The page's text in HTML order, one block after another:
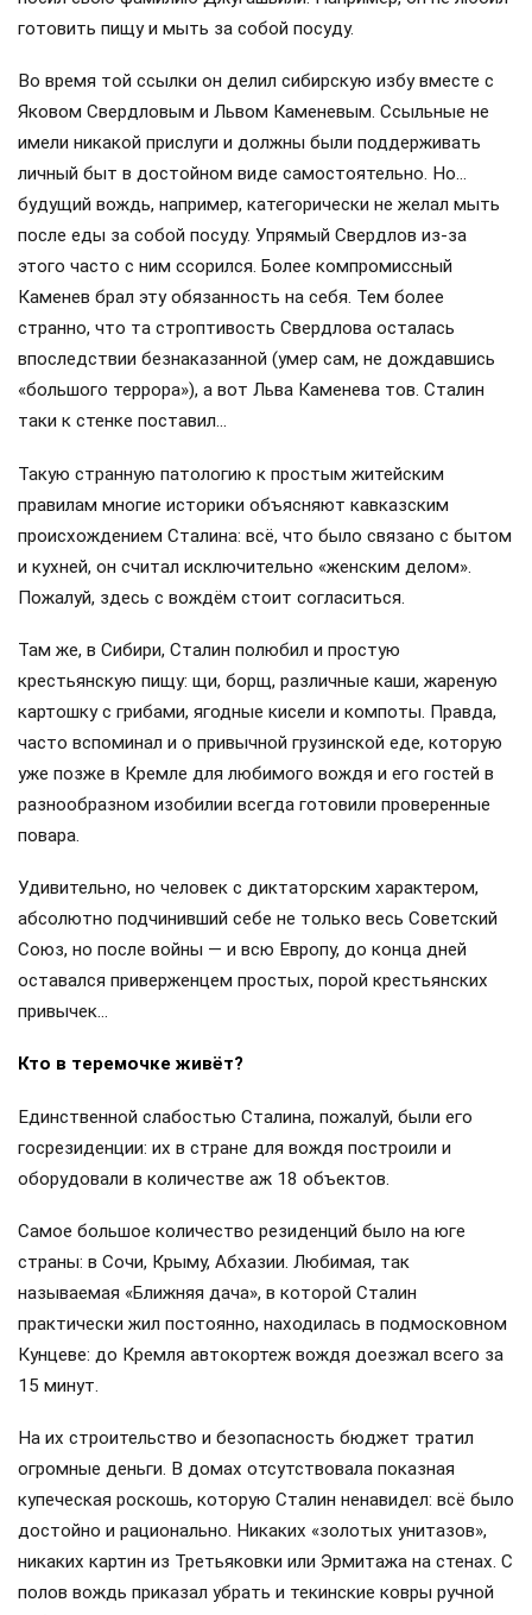
готовить пищу и мыть за собой посуду.
Во время той ссылки он делил сибирскую избу вместе с
Яковом Свердловым и Львом Каменевым. Ссыльные не
имели никакой прислуги и должны были поддерживать
личный быт в достойном виде самостоятельно. Но…
будущий вождь, например, категорически не желал мыть
после еды за собой посуду. Упрямый Свердлов из-за
этого часто с ним ссорился. Более компромиссный
Каменев брал эту обязанность на себя. Тем более
странно, что та строптивость Свердлова осталась
впоследствии безнаказанной (умер сам, не дождавшись
«большого террора»), а вот Льва Каменева тов. Сталин
таки к стенке поставил…
Такую странную патологию к простым житейским
правилам многие историки объясняют кавказским
происхождением Сталина: всё, что было связано с бытом
и кухней, он считал исключительно «женским делом».
Пожалуй, здесь с вождём стоит согласиться.
Там же, в Сибири, Сталин полюбил и простую
крестьянскую пищу: щи, борщ, различные каши, жареную
картошку с грибами, ягодные кисели и компоты. Правда,
часто вспоминал и о привычной грузинской еде, которую
уже позже в Кремле для любимого вождя и его гостей в
разнообразном изобилии всегда готовили проверенные
повара.
Удивительно, но человек с диктаторским характером,
абсолютно подчинивший себе не только весь Советский
Союз, но после войны — и всю Европу, до конца дней
оставался приверженцем простых, порой крестьянских
привычек…
Кто в теремочке живёт?
Единственной слабостью Сталина, пожалуй, были его
госрезиденции: их в стране для вождя построили и
оборудовали в количестве аж 18 объектов.
Самое большое количество резиденций было на юге
страны: в Сочи, Крыму, Абхазии. Любимая, так
называемая «Ближняя дача», в которой Сталин
практически жил постоянно, находилась в подмосковном
Кунцеве: до Кремля автокортеж вождя доезжал всего за
15 минут.
На их строительство и безопасность бюджет тратил
огромные деньги. В домах отсутствовала показная
купеческая роскошь, которую Сталин ненавидел: всё было
достойно и рационально. Никаких «золотых унитазов»,
никаких картин из Третьяковки или Эрмитажа на стенах. С
полов вождь приказал убрать и текинские ковры ручной